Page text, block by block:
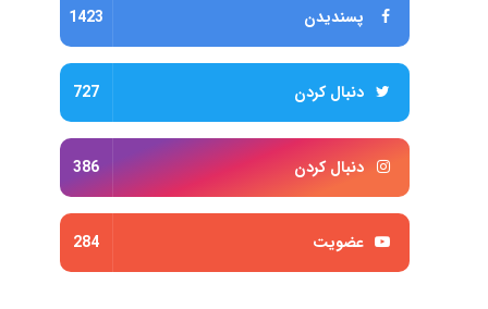
پسندیدن 1423
دنبال کردن 727
دنبال کردن 386
عضویت 284